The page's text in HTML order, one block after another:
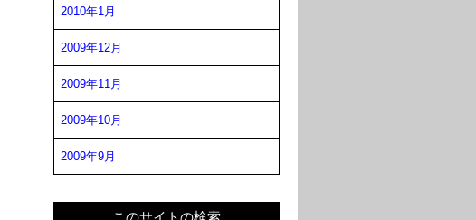
2010年1月
2009年12月
2009年11月
2009年10月
2009年9月
このサイトの検索